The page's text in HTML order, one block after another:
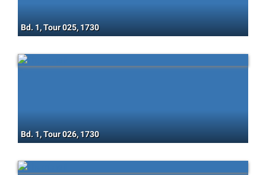
Bd. 1, Tour 025, 1730
Bd. 1, Tour 026, 1730